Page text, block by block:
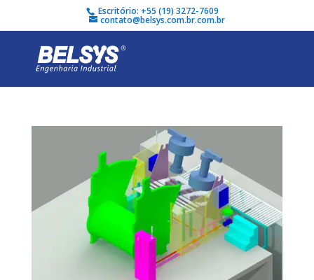
Escritório: +55 (19) 3272-7609
contato@belsys.com.br.com.br